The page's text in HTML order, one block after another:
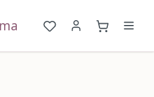
Du hast 0 Produkte